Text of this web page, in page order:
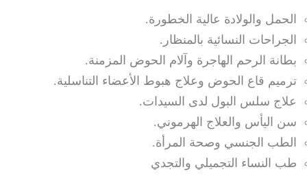
الحمل والولادة عالية الخطورة.
الجراحات النسائية بالمنظار.
بطانة الرحم الهاجرة وآلام الحوض المزمنة.
ترميم قاع الحوض وعلاج هبوط الأعضاء التناسلية.
علاج سلس البول لدى السيدات.
سن اليأس والعلاج الهرموني.
الطب الجنسي وصحة المرأة.
طب النساء التجميلي والتجدي